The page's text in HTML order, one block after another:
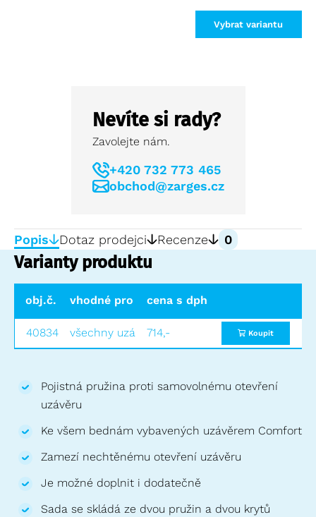
Vybrat variantu
Nevíte si rady?
Zavolejte nám.
+420 732 773 465
obchod@zarges.cz
Popis Dotaz prodejci Recenze 0
Varianty produktu
obj.č. vhodné pro cena s dph
40834 všechny uzávěry Comfort 590,-
714,- Koupit
Pojistná pružina proti samovolnému otevření
uzávěru
Ke všem bednám vybavených uzávěrem Comfort
Zamezí nechtěnému otevření uzávěru
Je možné doplnit i dodatečně
Sada se skládá ze dvou pružin a dvou krytů